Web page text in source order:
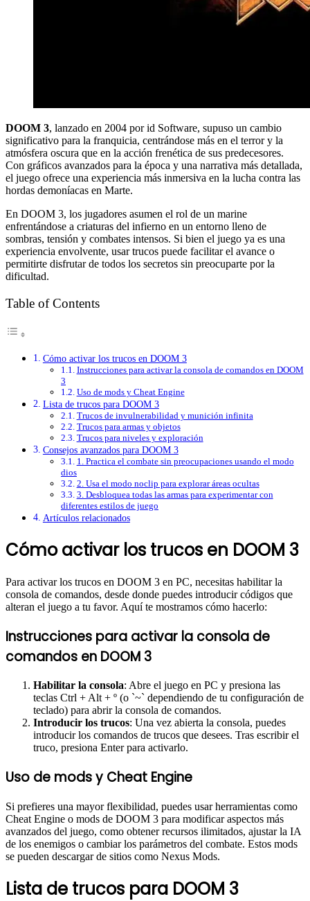
DOOM 3, lanzado en 2004 por id Software, supuso un cambio
significativo para la franquicia, centrándose más en el terror y la
atmósfera oscura que en la acción frenética de sus predecesores.
Con gráficos avanzados para la época y una narrativa más detallada,
el juego ofrece una experiencia más inmersiva en la lucha contra las
hordas demoníacas en Marte.
En DOOM 3, los jugadores asumen el rol de un marine
enfrentándose a criaturas del infierno en un entorno lleno de
sombras, tensión y combates intensos. Si bien el juego ya es una
experiencia envolvente, usar trucos puede facilitar el avance o
permitirte disfrutar de todos los secretos sin preocuparte por la
dificultad.
Table of Contents
Cómo activar los trucos en DOOM 3
Instrucciones para activar la consola de comandos en DOOM
3
Uso de mods y Cheat Engine
Lista de trucos para DOOM 3
Trucos de invulnerabilidad y munición infinita
Trucos para armas y objetos
Trucos para niveles y exploración
Consejos avanzados para DOOM 3
1. Practica el combate sin preocupaciones usando el modo
dios
2. Usa el modo noclip para explorar áreas ocultas
3. Desbloquea todas las armas para experimentar con
diferentes estilos de juego
Artículos relacionados
Cómo activar los trucos en DOOM 3
Para activar los trucos en DOOM 3 en PC, necesitas habilitar la
consola de comandos, desde donde puedes introducir códigos que
alteran el juego a tu favor. Aquí te mostramos cómo hacerlo:
Instrucciones para activar la consola de
comandos en DOOM 3
Habilitar la consola: Abre el juego en PC y presiona las
teclas Ctrl + Alt + º (o `~` dependiendo de tu configuración de
teclado) para abrir la consola de comandos.
Introducir los trucos: Una vez abierta la consola, puedes
introducir los comandos de trucos que desees. Tras escribir el
truco, presiona Enter para activarlo.
Uso de mods y Cheat Engine
Si prefieres una mayor flexibilidad, puedes usar herramientas como
Cheat Engine o mods de DOOM 3 para modificar aspectos más
avanzados del juego, como obtener recursos ilimitados, ajustar la IA
de los enemigos o cambiar los parámetros del combate. Estos mods
se pueden descargar de sitios como Nexus Mods.
Lista de trucos para DOOM 3